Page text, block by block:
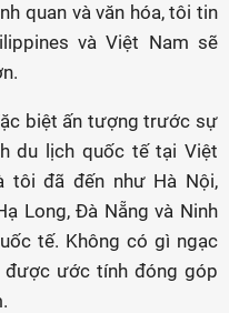
quan và văn hóa, tôi tin
và Việt Nam sẽ
biệt ấn tượng trước sự
du lịch quốc tế tại Việt
tôi đã đến như Hà Nội,
Long, Đà Nẵng và Ninh
tế. Không có gì ngạc
được ước tính đóng góp